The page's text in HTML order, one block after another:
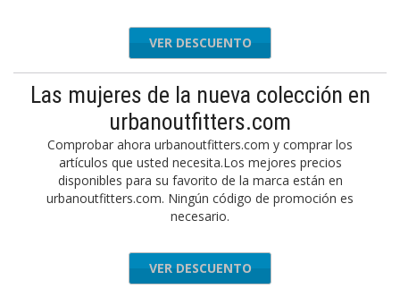
VER DESCUENTO
Las mujeres de la nueva colección en
urbanoutfitters.com
Comprobar ahora urbanoutfitters.com y comprar los
artículos que usted necesita.Los mejores precios
disponibles para su favorito de la marca están en
urbanoutfitters.com. Ningún código de promoción es
necesario.
VER DESCUENTO